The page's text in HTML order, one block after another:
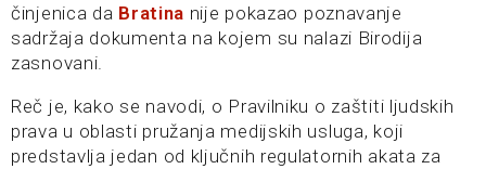
činjenica da Bratina nije pokazao poznavanje
sadržaja dokumenta na kojem su nalazi Birodija
zasnovani.
Reč je, kako se navodi, o Pravilniku o zaštiti ljudskih
prava u oblasti pružanja medijskih usluga, koji
predstavlja jedan od ključnih regulatornih akata za